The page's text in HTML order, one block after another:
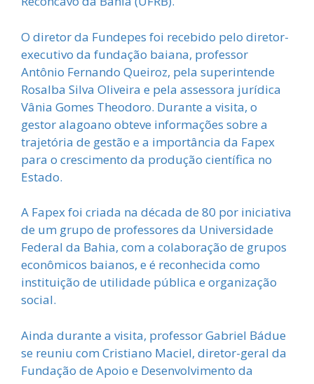
O diretor da Fundepes foi recebido pelo diretor-
executivo da fundação baiana, professor
Antônio Fernando Queiroz, pela superintende
Rosalba Silva Oliveira e pela assessora jurídica
Vânia Gomes Theodoro. Durante a visita, o
gestor alagoano obteve informações sobre a
trajetória de gestão e a importância da Fapex
para o crescimento da produção científica no
Estado.
A Fapex foi criada na década de 80 por iniciativa
de um grupo de professores da Universidade
Federal da Bahia, com a colaboração de grupos
econômicos baianos, e é reconhecida como
instituição de utilidade pública e organização
social.
Ainda durante a visita, professor Gabriel Bádue
se reuniu com Cristiano Maciel, diretor-geral da
Fundação de Apoio e Desenvolvimento da